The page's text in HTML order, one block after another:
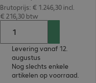
Brutoprijs: € 1.246,30 incl.
€ 216,30 btw
Levering vanaf 12.
augustus
Nog slechts enkele
artikelen op voorraad.